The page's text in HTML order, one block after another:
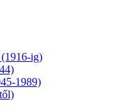
ig)
1989)